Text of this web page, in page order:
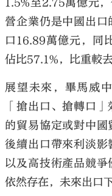
1.5%至2.75萬億元
營企業仍是中國出
口16.89萬億元，同
佔比57.1%，比重較
展望未來，畢馬威
「搶出口、搶轉口
的貿易協定或對中
後續出口帶來利淡影
以及高技術產品競
依然存在，未來出口